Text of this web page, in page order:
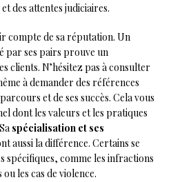
des attentes judiciaires.
compte de sa réputation. Un
par ses pairs prouve un
clients. N’hésitez pas à consulter
à demander des références
et de ses succès. Cela vous
dont les valeurs et les pratiques
spécialisation et ses
aussi la différence. Certains se
spécifiques, comme les infractions
les cas de violence.